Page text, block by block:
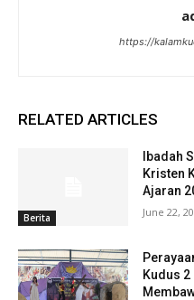
https://
RELATED ARTICLES
Berita
Ibadah
Kristen
Ajaran
June 22,
Kudus 2